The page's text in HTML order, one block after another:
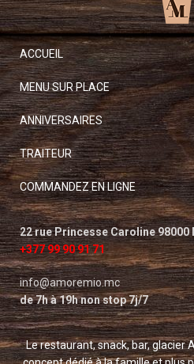
ACCUEIL
MENU SUR PLACE
ANNIVERSAIRES
TRAITEUR
COMMANDEZ EN LIGNE
22 rue Princesse Caroline 98000
+377 99 90 91 71
info@amoremio.mc
de 7h à 19h non stop 7j/7
Le restaurant, snack, bar, glacier